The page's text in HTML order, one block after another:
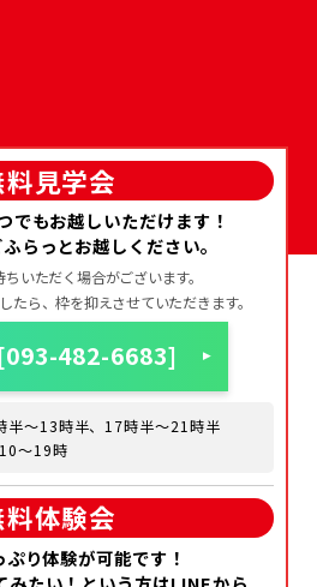
ての方へ
商取引法
シーポリシー
会員規約
料見学会
でもお越しいただけます！
らっとお越しください。
いただく場合がございます。
たら、枠を抑えさせていただきます。
482-6683]
半～13時半、17時半～21時半
～19時
料体験会
ぷり体験が可能です！